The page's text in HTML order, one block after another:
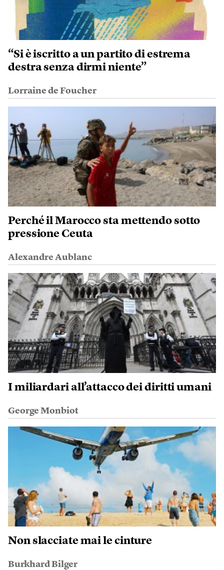
“Si è iscritto a un partito di estrema
destra senza dirmi niente”
Lorraine de Foucher
Perché il Marocco sta mettendo sotto
pressione Ceuta
Alexandre Aublanc
I miliardari all’attacco dei diritti umani
George Monbiot
Non slacciate mai le cinture
Burkhard Bilger